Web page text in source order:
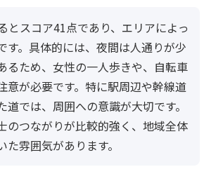
とスコア41点であり、エリアによっ
す。具体的には、夜間は人通りが少
るため、女性の一人歩きや、自転車
意が必要です。特に駅周辺や幹線道
道では、周囲への意識が大切です。
のつながりが比較的強く、地域全体
た雰囲気があります。